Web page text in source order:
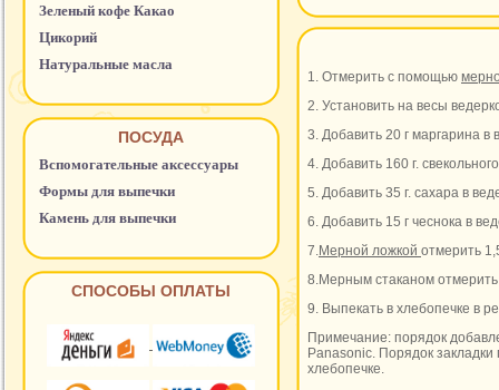
Зеленый кофе Какао
Цикорий
Натуральные масла
ПОСУДА
Вспомогательные аксессуары
Формы для выпечки
Камень для выпечки
СПОСОБЫ ОПЛАТЫ
1. Отмерить с помощью
2. Установить на весы
3. Добавить 20 г маргарина в
4. Добавить 160 г.
5. Добавить 35 г. сахара в
6. Добавить 15 г чеснока в
7.Мерной ложкой отмерить
8.Мерным стаканом
9. Выпекать в хлебопечке в
Примечание: порядок
Panasonic. Порядок закладки
хлебопечке.